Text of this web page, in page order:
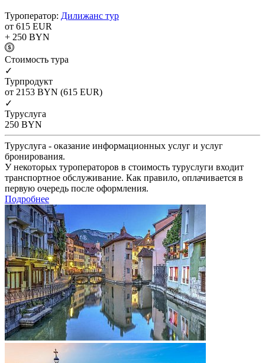
Туроператор: Дилижанс тур
от 615 EUR
+ 250 BYN
Cтоимость тура
✓
Турпродукт
от 2153 BYN (615 EUR)
✓
Туруслуга
250 BYN
Туруслуга - оказание информационных услуг и услуг
бронирования.
У некоторых туроператоров в стоимость туруслуги входит
транспортное обслуживание. Как правило, оплачивается в
первую очередь после оформления.
Подробнее